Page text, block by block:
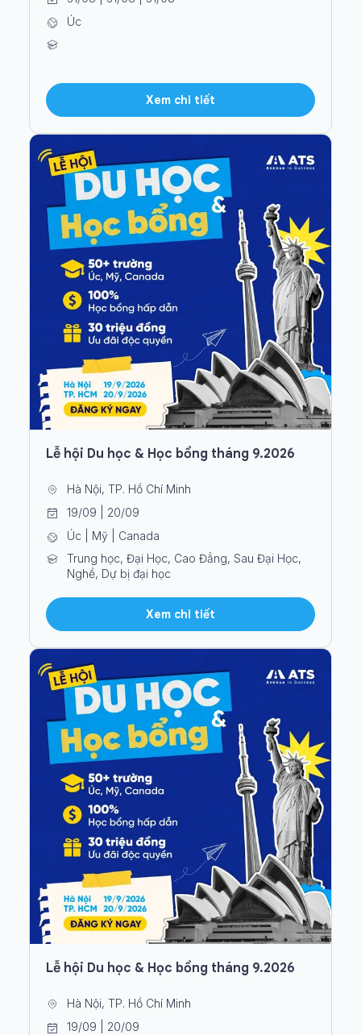
Úc
Xem chi tiết
Lễ hội Du học & Học bổng tháng 9.2026
Hà Nội, TP. Hồ Chí Minh
19/09 | 20/09
Úc | Mỹ | Canada
Trung học, Đại Học, Cao Đẳng, Sau Đại Học,
Nghề, Dự bị đại học
Xem chi tiết
Lễ hội Du học & Học bổng tháng 9.2026
Hà Nội, TP. Hồ Chí Minh
19/09 | 20/09